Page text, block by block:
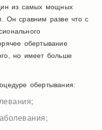
из самых мощных
Он сравним разве что с
обертывание
но имеет больше
обертывания: